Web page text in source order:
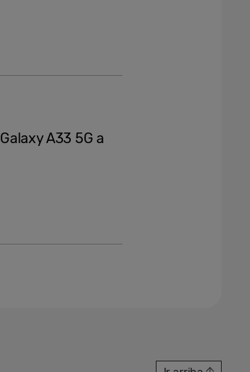
A33 5G a